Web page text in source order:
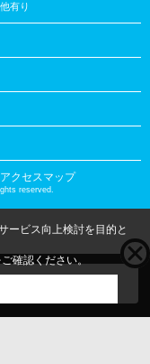
有り
アクセスマップ
reserved.
物件
ービス向上検討を目的と
ご確認ください。